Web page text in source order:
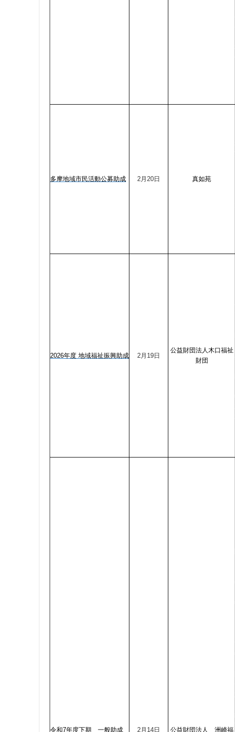
多摩地域市民活動公募助成 2月20日 真如苑
2026年度 地域福祉振興助成 2月19日
公益財団法人木口福祉
財団
令和7年度下期 一般助成 2月14日 公益財団法人 洲崎福